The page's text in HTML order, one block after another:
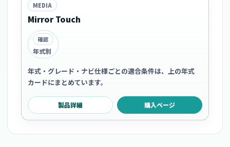
MEDIA
Mirror Touch
確認
年式別
年式・グレード・ナビ仕様ごとの適合条件は、上の年式
カードにまとめています。
製品詳細 購入ページ